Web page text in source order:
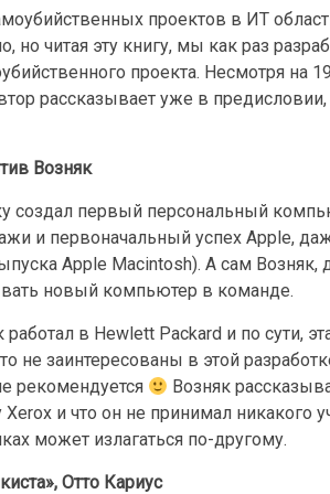
проектов в ИТ
читая эту книгу, мы как раз
проекта. Несмотря на
рассказывает уже в
Возняк
создал первый персональный
и первоначальный успех Apple,
Apple Macintosh). А сам Возняк,
новый компьютер в команде.
в Hewlett Packard и по сути,
не заинтересованы в этой
рекомендуется
Возняк
и что он не принимал никакого
может излагаться по-другому.
Отто Кариус